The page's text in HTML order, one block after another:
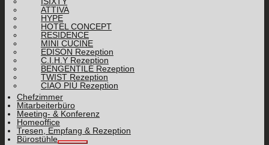
ATTIVA
HYPE
HOTEL CONCEPT
RESIDENCE
MINI CUCINE
EDISON Rezeption
C.I.H.Y Rezeption
BENGENTILE Rezeption
TWIST Rezeption
CIAO PIÙ Rezeption
Chefzimmer
Mitarbeiterbüro
Meeting- & Konferenz
Homeoffice
Tresen, Empfang & Rezeption
Bürostühle